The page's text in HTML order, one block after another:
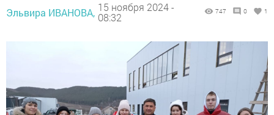
Эльвира ИВАНОВА, 15 ноября 2024 -
08:32
747 0 1